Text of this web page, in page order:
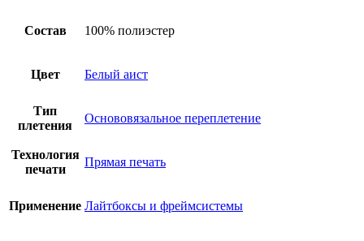
Состав 100% полиэстер
Цвет Белый аист
Тип
плетения
Основовязальное переплетение
Технология
печати
Прямая печать
Применение Лайтбоксы и фреймсистемы